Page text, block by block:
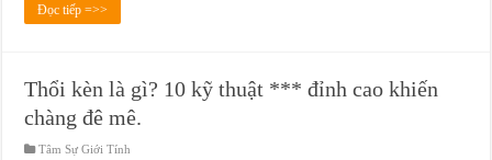
Đọc tiếp =>>
Thổi kèn là gì? 10 kỹ thuật *** đỉnh cao khiến
chàng đê mê.
Tâm Sự Giới Tính